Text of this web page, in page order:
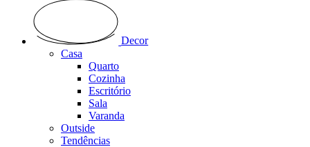
Decor
Casa
Quarto
Cozinha
Escritório
Sala
Varanda
Outside
Tendências